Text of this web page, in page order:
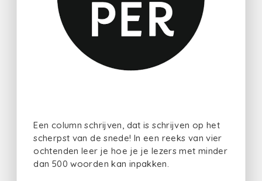
Een column schrijven, dat is schrijven op het
scherpst van de snede! In een reeks van vier
ochtenden leer je hoe je je lezers met minder
dan 500 woorden kan inpakken.